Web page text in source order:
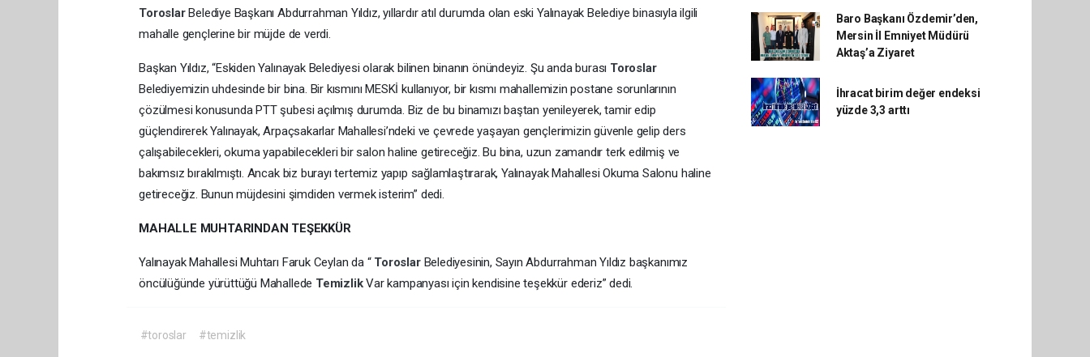
Toroslar Belediye Başkanı Abdurrahman Yıldız, yıllardır atıl durumda olan eski Yalınayak Belediye binasıyla ilgili
mahalle gençlerine bir müjde de verdi.
Başkan Yıldız, “Eskiden Yalınayak Belediyesi olarak bilinen binanın önündeyiz. Şu anda burası Toroslar
Belediyemizin uhdesinde bir bina. Bir kısmını MESKİ kullanıyor, bir kısmı mahallemizin postane sorunlarının
çözülmesi konusunda PTT şubesi açılmış durumda. Biz de bu binamızı baştan yenileyerek, tamir edip
güçlendirerek Yalınayak, Arpaçsakarlar Mahallesi’ndeki ve çevrede yaşayan gençlerimizin güvenle gelip ders
çalışabilecekleri, okuma yapabilecekleri bir salon haline getireceğiz. Bu bina, uzun zamandır terk edilmiş ve
bakımsız bırakılmıştı. Ancak biz burayı tertemiz yapıp sağlamlaştırarak, Yalınayak Mahallesi Okuma Salonu haline
getireceğiz. Bunun müjdesini şimdiden vermek isterim” dedi.
MAHALLE MUHTARINDAN TEŞEKKÜR
Yalınayak Mahallesi Muhtarı Faruk Ceylan da “ Toroslar Belediyesinin, Sayın Abdurrahman Yıldız başkanımız
öncülüğünde yürüttüğü Mahallede TemizlikVar kampanyası için kendisine teşekkür ederiz” dedi.
#toroslar #temizlik
Baro Başkanı Özdemir’den,
Mersin İl Emniyet Müdürü
Aktaş’a Ziyaret
İhracat birim değer endeksi
yüzde 3,3 arttı